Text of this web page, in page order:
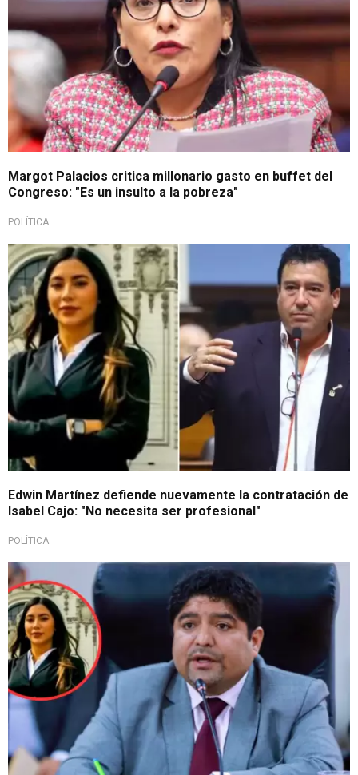
Margot Palacios critica millonario gasto en buffet del
Congreso: "Es un insulto a la pobreza"
POLÍTICA
Tras cuestionamientos
Edwin Martínez defiende nuevamente la contratación de
Isabel Cajo: "No necesita ser profesional"
POLÍTICA
Defiende a Isabel Cajo